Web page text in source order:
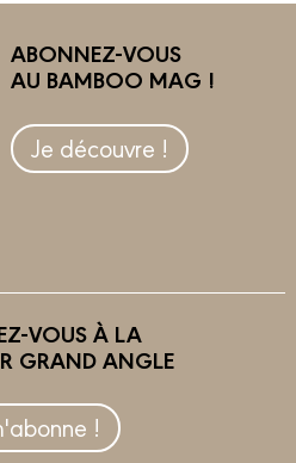
ABONNEZ-VOUS
AU BAMBOO MAG !
Je découvre !
VOUS À LA
GRAND ANGLE
!